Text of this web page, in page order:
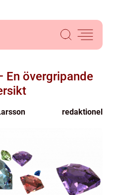
En övergripande
redaktionel